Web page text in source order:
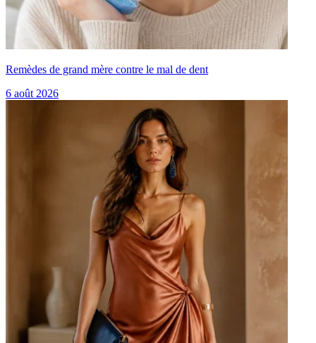
Remèdes de grand mère contre le mal de dent
6 août 2026